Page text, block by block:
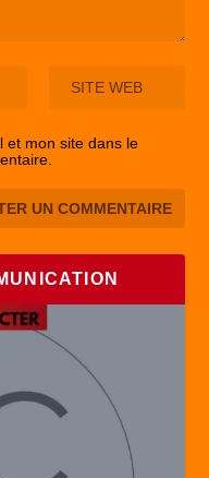
et mon site dans le